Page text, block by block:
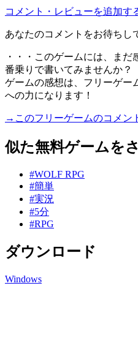
コメント・レビューを追加す
あなたのコメントをお待ちし
・・・このゲームには、ま
番乗りで書いてみませんか？
ゲームの感想は、フリーゲー
への力になります！
→このフリーゲームのコメン
似た無料ゲームを
#WOLF RPG
#簡単
#実況
#5分
#RPG
ダウンロード
Windows